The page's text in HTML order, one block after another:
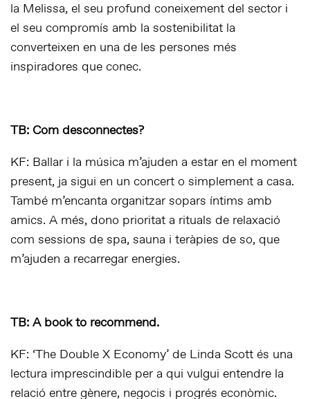
la Melissa, el seu profund coneixement del sector i
el seu compromís amb la sostenibilitat la
converteixen en una de les persones més
inspiradores que conec.
TB: Com desconnectes?
KF: Ballar i la música m’ajuden a estar en el moment
present, ja sigui en un concert o simplement a casa.
També m’encanta organitzar sopars íntims amb
amics. A més, dono prioritat a rituals de relaxació
com sessions de spa, sauna i teràpies de so, que
m’ajuden a recarregar energies.
TB: A book to recommend.
KF: ‘The Double X Economy’ de Linda Scott és una
lectura imprescindible per a qui vulgui entendre la
relació entre gènere, negocis i progrés econòmic.